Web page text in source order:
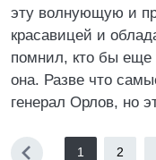
эту волнующую и
красавицей и
помнил, кто бы еще
она. Разве что
генерал Орлов, но
1 2